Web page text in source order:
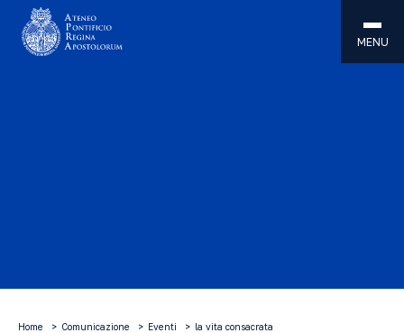
MENU
Home Comunicazione Eventi la vita consacrata